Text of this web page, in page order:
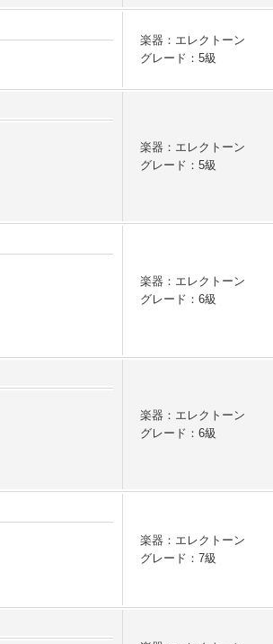
楽器：エレクトーン
グレード：5級
楽器：エレクトーン
グレード：5級
楽器：エレクトーン
グレード：6級
楽器：エレクトーン
グレード：6級
楽器：エレクトーン
グレード：7級